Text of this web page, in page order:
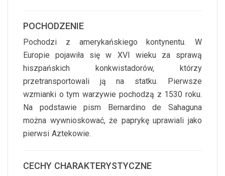
POCHODZENIE
Pochodzi z amerykańskiego kontynentu. W
Europie pojawiła się w XVI wieku za sprawą
hiszpańskich konkwistadorów, którzy
przetransportowali ją na statku. Pierwsze
wzmianki o tym warzywie pochodzą z 1530 roku.
Na podstawie pism Bernardino de Sahaguna
można wywnioskować, że paprykę uprawiali jako
pierwsi Aztekowie.
CECHY CHARAKTERYSTYCZNE